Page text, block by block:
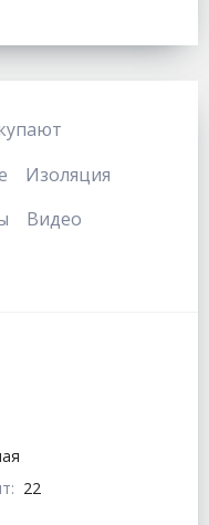
Изоляция
Видео
22